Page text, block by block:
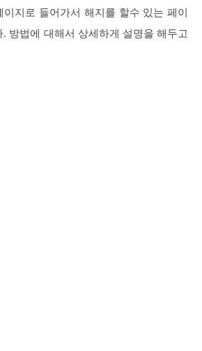
지로 들어가서 해지를 할수 있는 페이
방법에 대해서 상세하게 설명을 해두고